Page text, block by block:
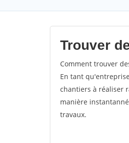
Trouver
Comment trouver
En tant
chantiers à réaliser
manière
travaux.